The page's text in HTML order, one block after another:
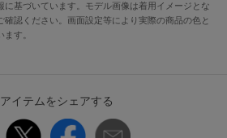
るもよし、前を留めてワンピースと
ます
す
に見せてくれる後ろウエストのゴム
に基づいています。モデル画像は着用イメージとな
確認ください。画面設定等により実際の商品の色と
す。
イテムをシェアする